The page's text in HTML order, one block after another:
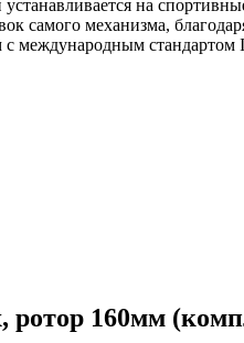
на
самого механизма,
международным стандартом
160мм